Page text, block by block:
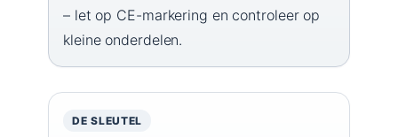
– let op CE-markering en controleer op
kleine onderdelen.
DE SLEUTEL